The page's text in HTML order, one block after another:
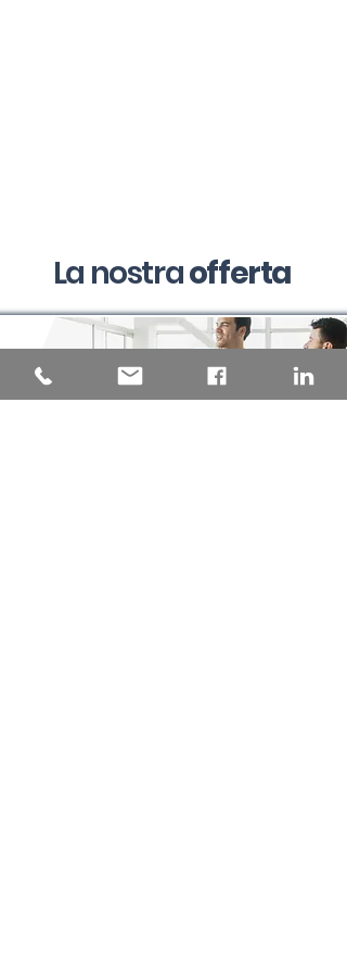
La nostraofferta